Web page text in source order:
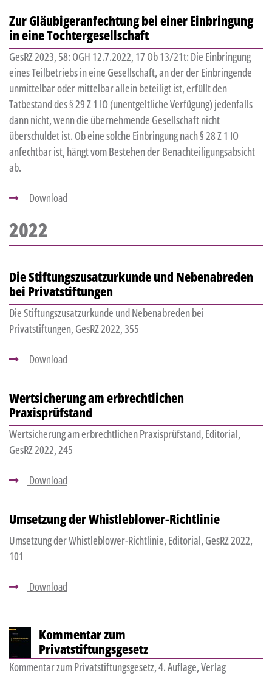
Zur Gläubigeranfechtung bei einer Einbringung
in eine Tochtergesellschaft
GesRZ 2023, 58: OGH 12.7.2022, 17 Ob 13/21t: Die Einbringung
eines Teilbetriebs in eine Gesellschaft, an der der Einbringende
unmittelbar oder mittelbar allein beteiligt ist, erfüllt den
Tatbestand des § 29 Z 1 IO (unentgeltliche Verfügung) jedenfalls
dann nicht, wenn die übernehmende Gesellschaft nicht
überschuldet ist. Ob eine solche Einbringung nach § 28 Z 1 IO
anfechtbar ist, hängt vom Bestehen der Benachteiligungsabsicht
ab.
Download
2022
Die Stiftungszusatzurkunde und Nebenabreden
bei Privatstiftungen
Die Stiftungszusatzurkunde und Nebenabreden bei
Privatstiftungen, GesRZ 2022, 355
Download
Wertsicherung am erbrechtlichen
Praxisprüfstand
Wertsicherung am erbrechtlichen Praxisprüfstand, Editorial,
GesRZ 2022, 245
Download
Umsetzung der Whistleblower-Richtlinie
Umsetzung der Whistleblower-Richtlinie, Editorial, GesRZ 2022,
101
Download
Kommentar zum
Privatstiftungsgesetz
Kommentar zum Privatstiftungsgesetz, 4. Auflage, Verlag